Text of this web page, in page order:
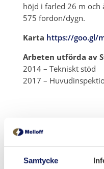
Samtycke
höjd i farled 26 m och
575 fordon/dygn.
Karta https://goo.gl/
Arbeten utförda av
2014 – Tekniskt stöd
2017 –